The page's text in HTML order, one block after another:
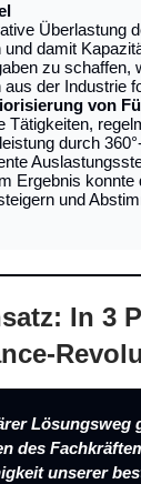
Überlastung
damit
zu schaffen,
aus der Industrie
von
Tätigkeiten,
durch
Ergebnis konnte
und
In 3
Lösungsweg
des
unserer